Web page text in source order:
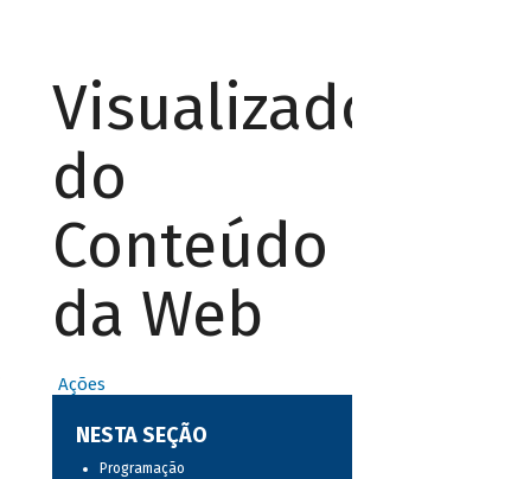
Visualizador
do
Conteúdo
da Web
Ações
NESTA SEÇÃO
Programação